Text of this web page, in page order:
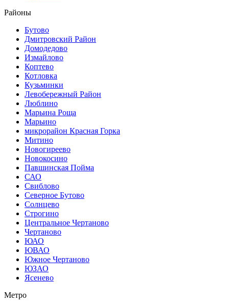
Районы
Бутово
Дмитровский Район
Домодедово
Измайлово
Коптево
Котловка
Кузьминки
Левобережный Район
Люблино
Марьина Роща
Марьино
микрорайон Красная Горка
Митино
Новогиреево
Новокосино
Павшинская Пойма
САО
Свиблово
Северное Бутово
Солнцево
Строгино
Центральное Чертаново
Чертаново
ЮАО
ЮВАО
Южное Чертаново
ЮЗАО
Ясенево
Метро